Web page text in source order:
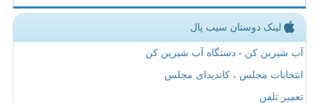
لینک دوستان سیب پال
آب شیرین کن - دستگاه آب شیرین کن
انتخابات مجلس ، کاندیدای مجلس
تعمیر تلفن